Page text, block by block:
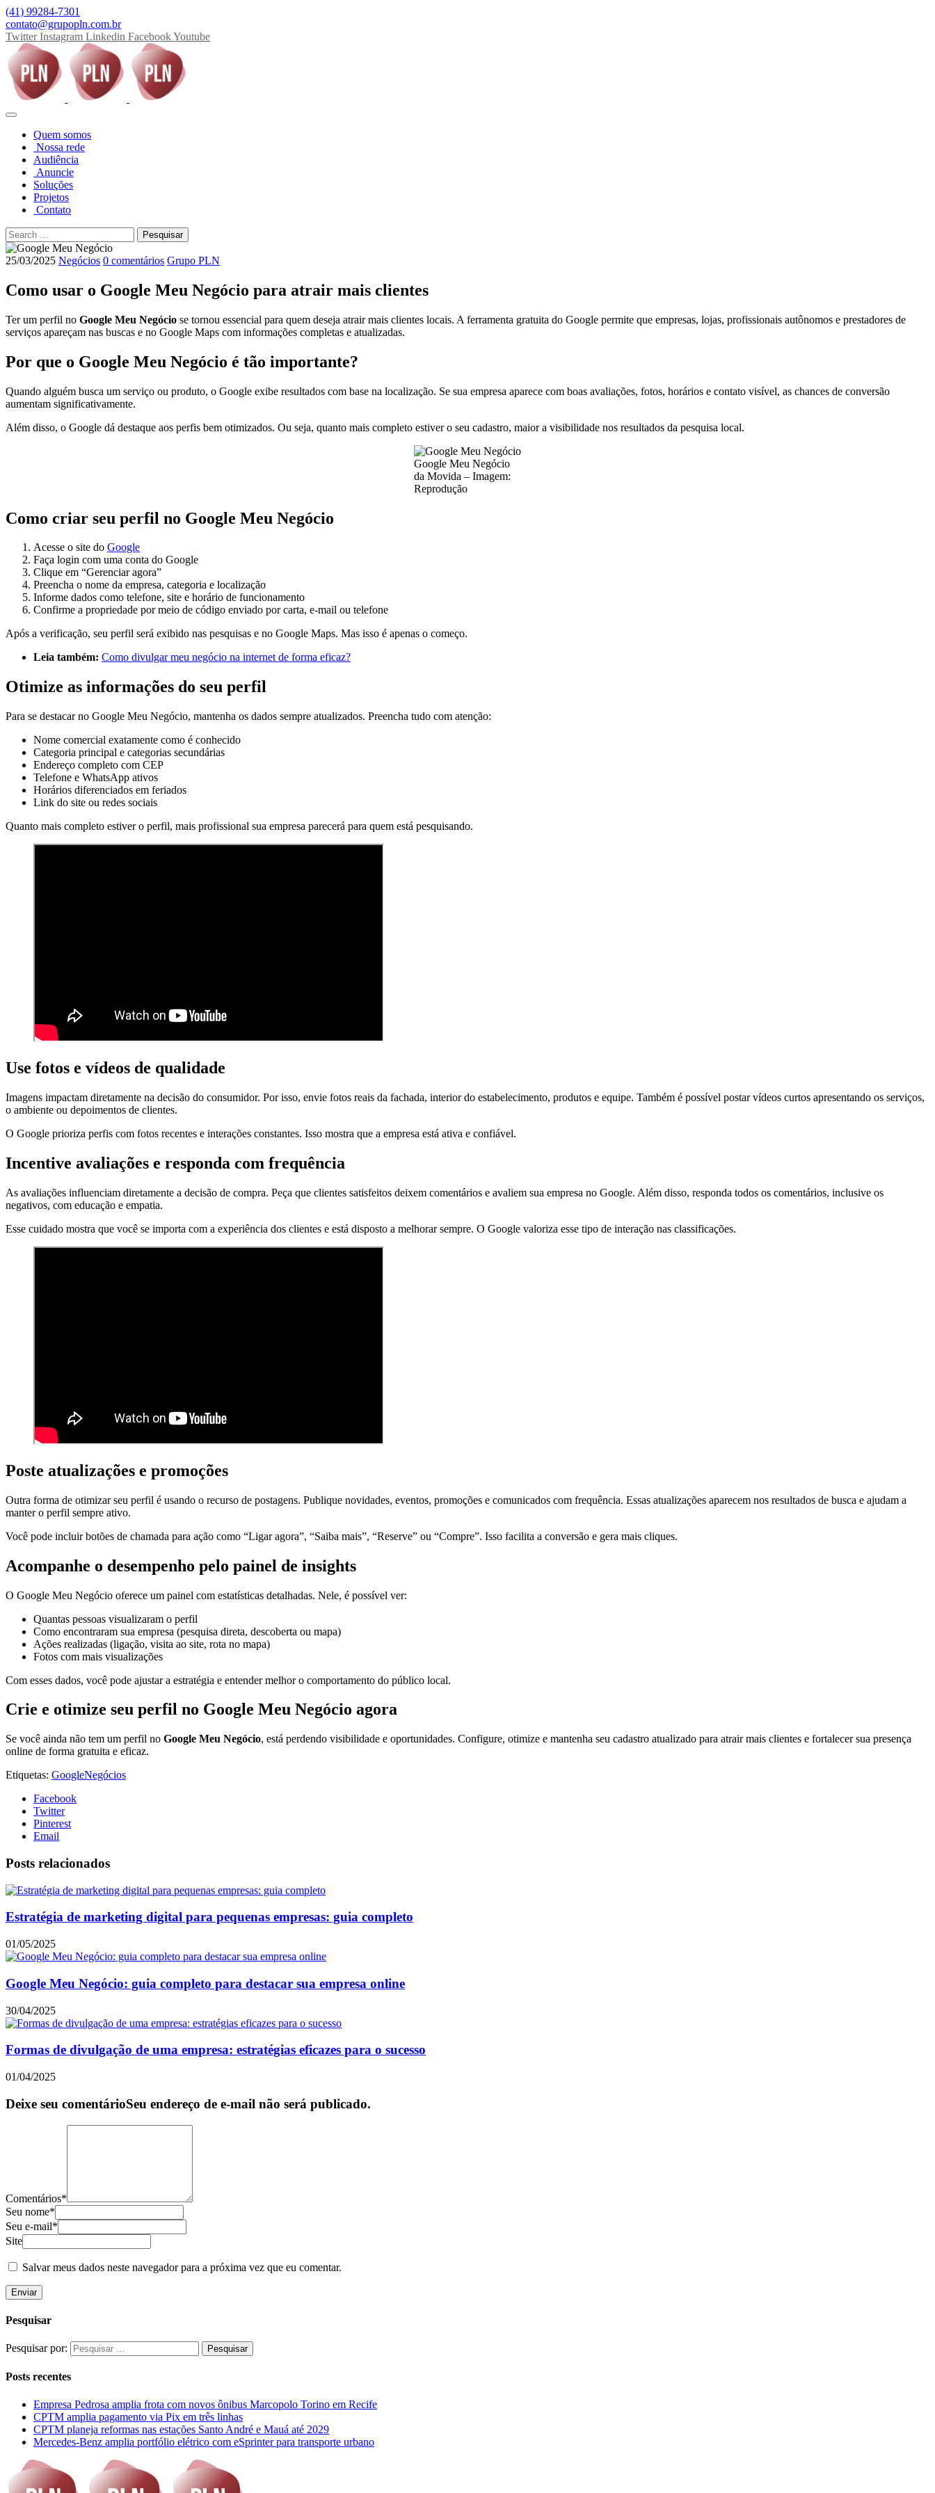
(41) 99284-7301
contato@grupopln.com.br
Twitter Instagram Linkedin FacebookYoutube
Quem somos
Nossa rede
Audiência
Anuncie
Soluções
Projetos
Contato
25/03/2025 Negócios 0 comentários Grupo PLN
Como usar o Google Meu Negócio para atrair mais clientes
Ter um perfil no Google Meu Negócio se tornou essencial para quem deseja atrair mais clientes locais. A ferramenta gratuita do Google permite que empresas, lojas, profissionais autônomos e prestadores de
serviços apareçam nas buscas e no Google Maps com informações completas e atualizadas.
Por que o Google Meu Negócio é tão importante?
Quando alguém busca um serviço ou produto, o Google exibe resultados com base na localização. Se sua empresa aparece com boas avaliações, fotos, horários e contato visível, as chances de conversão
aumentam significativamente.
Além disso, o Google dá destaque aos perfis bem otimizados. Ou seja, quanto mais completo estiver o seu cadastro, maior a visibilidade nos resultados da pesquisa local.
Google Meu Negócio
da Movida – Imagem:
Reprodução
Como criar seu perfil no Google Meu Negócio
Acesse o site do Google
Faça login com uma conta do Google
Clique em “Gerenciar agora”
Preencha o nome da empresa, categoria e localização
Informe dados como telefone, site e horário de funcionamento
Confirme a propriedade por meio de código enviado por carta, e-mail ou telefone
Após a verificação, seu perfil será exibido nas pesquisas e no Google Maps. Mas isso é apenas o começo.
Leia também: Como divulgar meu negócio na internet de forma eficaz?
Otimize as informações do seu perfil
Para se destacar no Google Meu Negócio, mantenha os dados sempre atualizados. Preencha tudo com atenção:
Nome comercial exatamente como é conhecido
Categoria principal e categorias secundárias
Endereço completo com CEP
Telefone e WhatsApp ativos
Horários diferenciados em feriados
Link do site ou redes sociais
Quanto mais completo estiver o perfil, mais profissional sua empresa parecerá para quem está pesquisando.
Use fotos e vídeos de qualidade
Imagens impactam diretamente na decisão do consumidor. Por isso, envie fotos reais da fachada, interior do estabelecimento, produtos e equipe. Também é possível postar vídeos curtos apresentando os serviços,
o ambiente ou depoimentos de clientes.
O Google prioriza perfis com fotos recentes e interações constantes. Isso mostra que a empresa está ativa e confiável.
Incentive avaliações e responda com frequência
As avaliações influenciam diretamente a decisão de compra. Peça que clientes satisfeitos deixem comentários e avaliem sua empresa no Google. Além disso, responda todos os comentários, inclusive os
negativos, com educação e empatia.
Esse cuidado mostra que você se importa com a experiência dos clientes e está disposto a melhorar sempre. O Google valoriza esse tipo de interação nas classificações.
Poste atualizações e promoções
Outra forma de otimizar seu perfil é usando o recurso de postagens. Publique novidades, eventos, promoções e comunicados com frequência. Essas atualizações aparecem nos resultados de busca e ajudam a
manter o perfil sempre ativo.
Você pode incluir botões de chamada para ação como “Ligar agora”, “Saiba mais”, “Reserve” ou “Compre”. Isso facilita a conversão e gera mais cliques.
Acompanhe o desempenho pelo painel de insights
O Google Meu Negócio oferece um painel com estatísticas detalhadas. Nele, é possível ver:
Quantas pessoas visualizaram o perfil
Como encontraram sua empresa (pesquisa direta, descoberta ou mapa)
Ações realizadas (ligação, visita ao site, rota no mapa)
Fotos com mais visualizações
Com esses dados, você pode ajustar a estratégia e entender melhor o comportamento do público local.
Crie e otimize seu perfil no Google Meu Negócio agora
Se você ainda não tem um perfil no Google Meu Negócio, está perdendo visibilidade e oportunidades. Configure, otimize e mantenha seu cadastro atualizado para atrair mais clientes e fortalecer sua presença
online de forma gratuita e eficaz.
Etiquetas: GoogleNegócios
Facebook
Twitter
Pinterest
Email
Posts relacionados
Estratégia de marketing digital para pequenas empresas: guia completo​
01/05/2025
Google Meu Negócio: guia completo para destacar sua empresa online
30/04/2025
Formas de divulgação de uma empresa: estratégias eficazes para o sucesso
01/04/2025
Deixe seu comentárioSeu endereço de e-mail não será publicado.
Comentários*
Seu nome*
Seu e-mail*
Site
Salvar meus dados neste navegador para a próxima vez que eu comentar.
Pesquisar
Pesquisar por:
Posts recentes
Empresa Pedrosa amplia frota com novos ônibus Marcopolo Torino em Recife
CPTM amplia pagamento via Pix em três linhas
CPTM planeja reformas nas estações Santo André e Mauá até 2029
Mercedes-Benz amplia portfólio elétrico com eSprinter para transporte urbano